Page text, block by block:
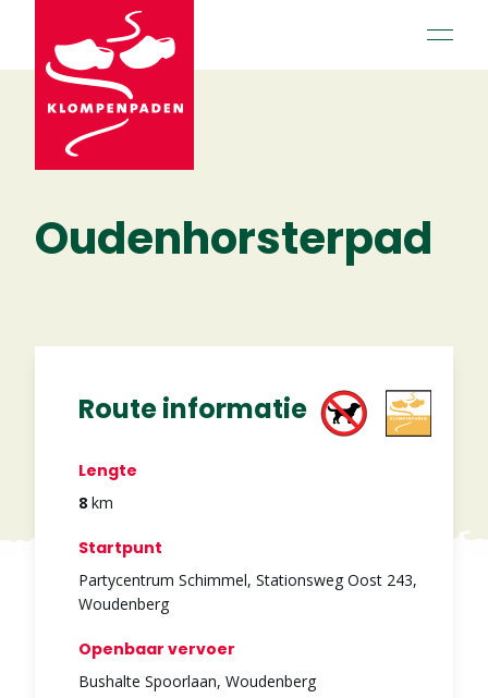
open
Oudenhorsterpad
Route informatie
Lengte
8 km
Startpunt
Partycentrum Schimmel, Stationsweg Oost 243,
Woudenberg
Openbaar vervoer
Bushalte Spoorlaan, Woudenberg